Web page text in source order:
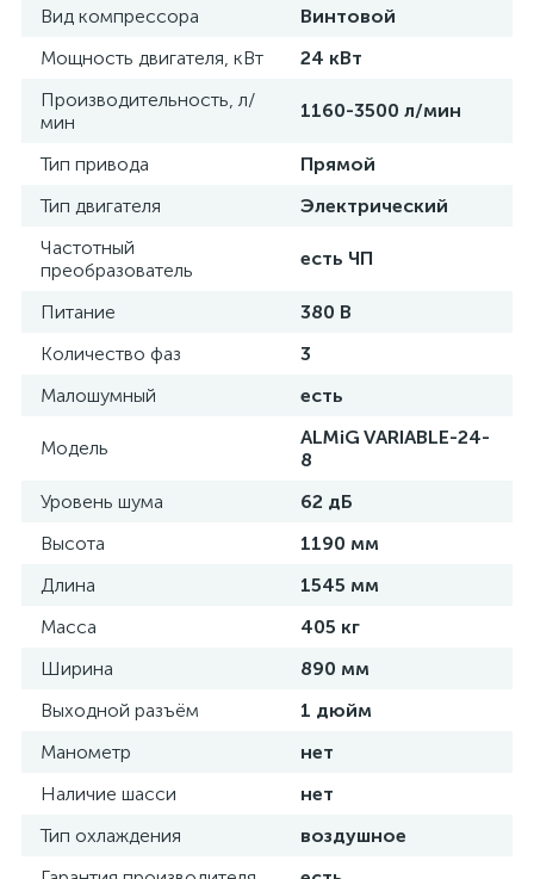
Вид компрессора
Винтовой
Мощность двигателя, кВт
24 кВт
Производительность, л/
мин
1160-3500 л/мин
Тип привода
Прямой
Тип двигателя
Электрический
Частотный
преобразователь
есть ЧП
Питание
380 В
Количество фаз
3
Малошумный
есть
Модель
ALMiG VARIABLE-24-
8
Уровень шума
62 дБ
Высота
1190 мм
Длина
1545 мм
Масса
405 кг
Ширина
890 мм
Выходной разъём
1 дюйм
Манометр
нет
Наличие шасси
нет
Тип охлаждения
воздушное